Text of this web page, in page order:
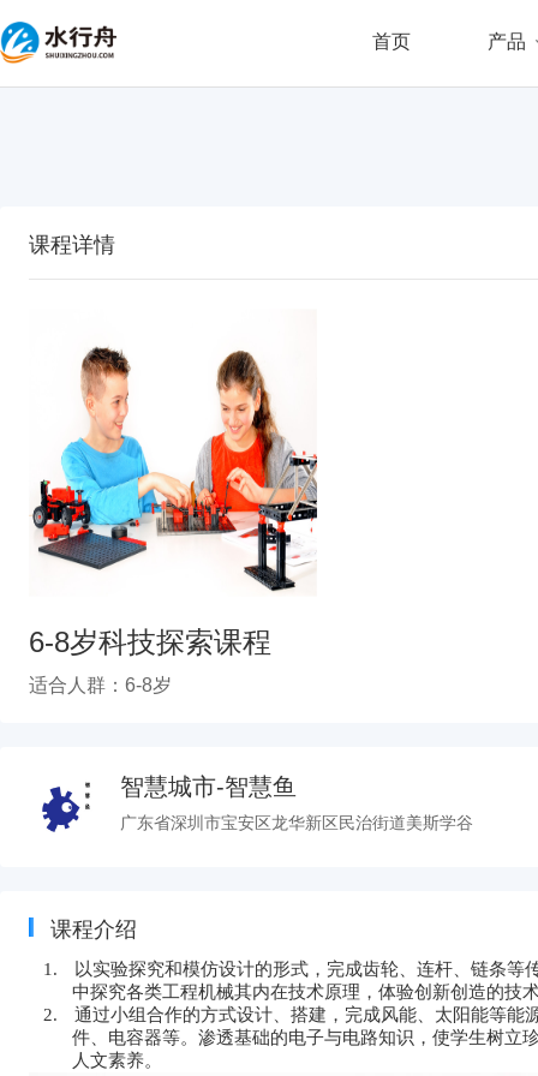
首页 产品
课程详情
6-8岁科技探索课程
适合人群：6-8岁
智慧城市-智慧鱼
广东省深圳市宝安区龙华新区民治街道美斯学谷
课程介绍
1.
以实验探究和模仿设计的形式，完成齿轮、连杆、链条等
中探究各类工程机械其内在技术原理，体验创新创造的技
2.
通过小组合作的方式设计、搭建，完成风能、太阳能等能
件、电容器等。渗透基础的电子与电路知识，使学生树立
人文素养。